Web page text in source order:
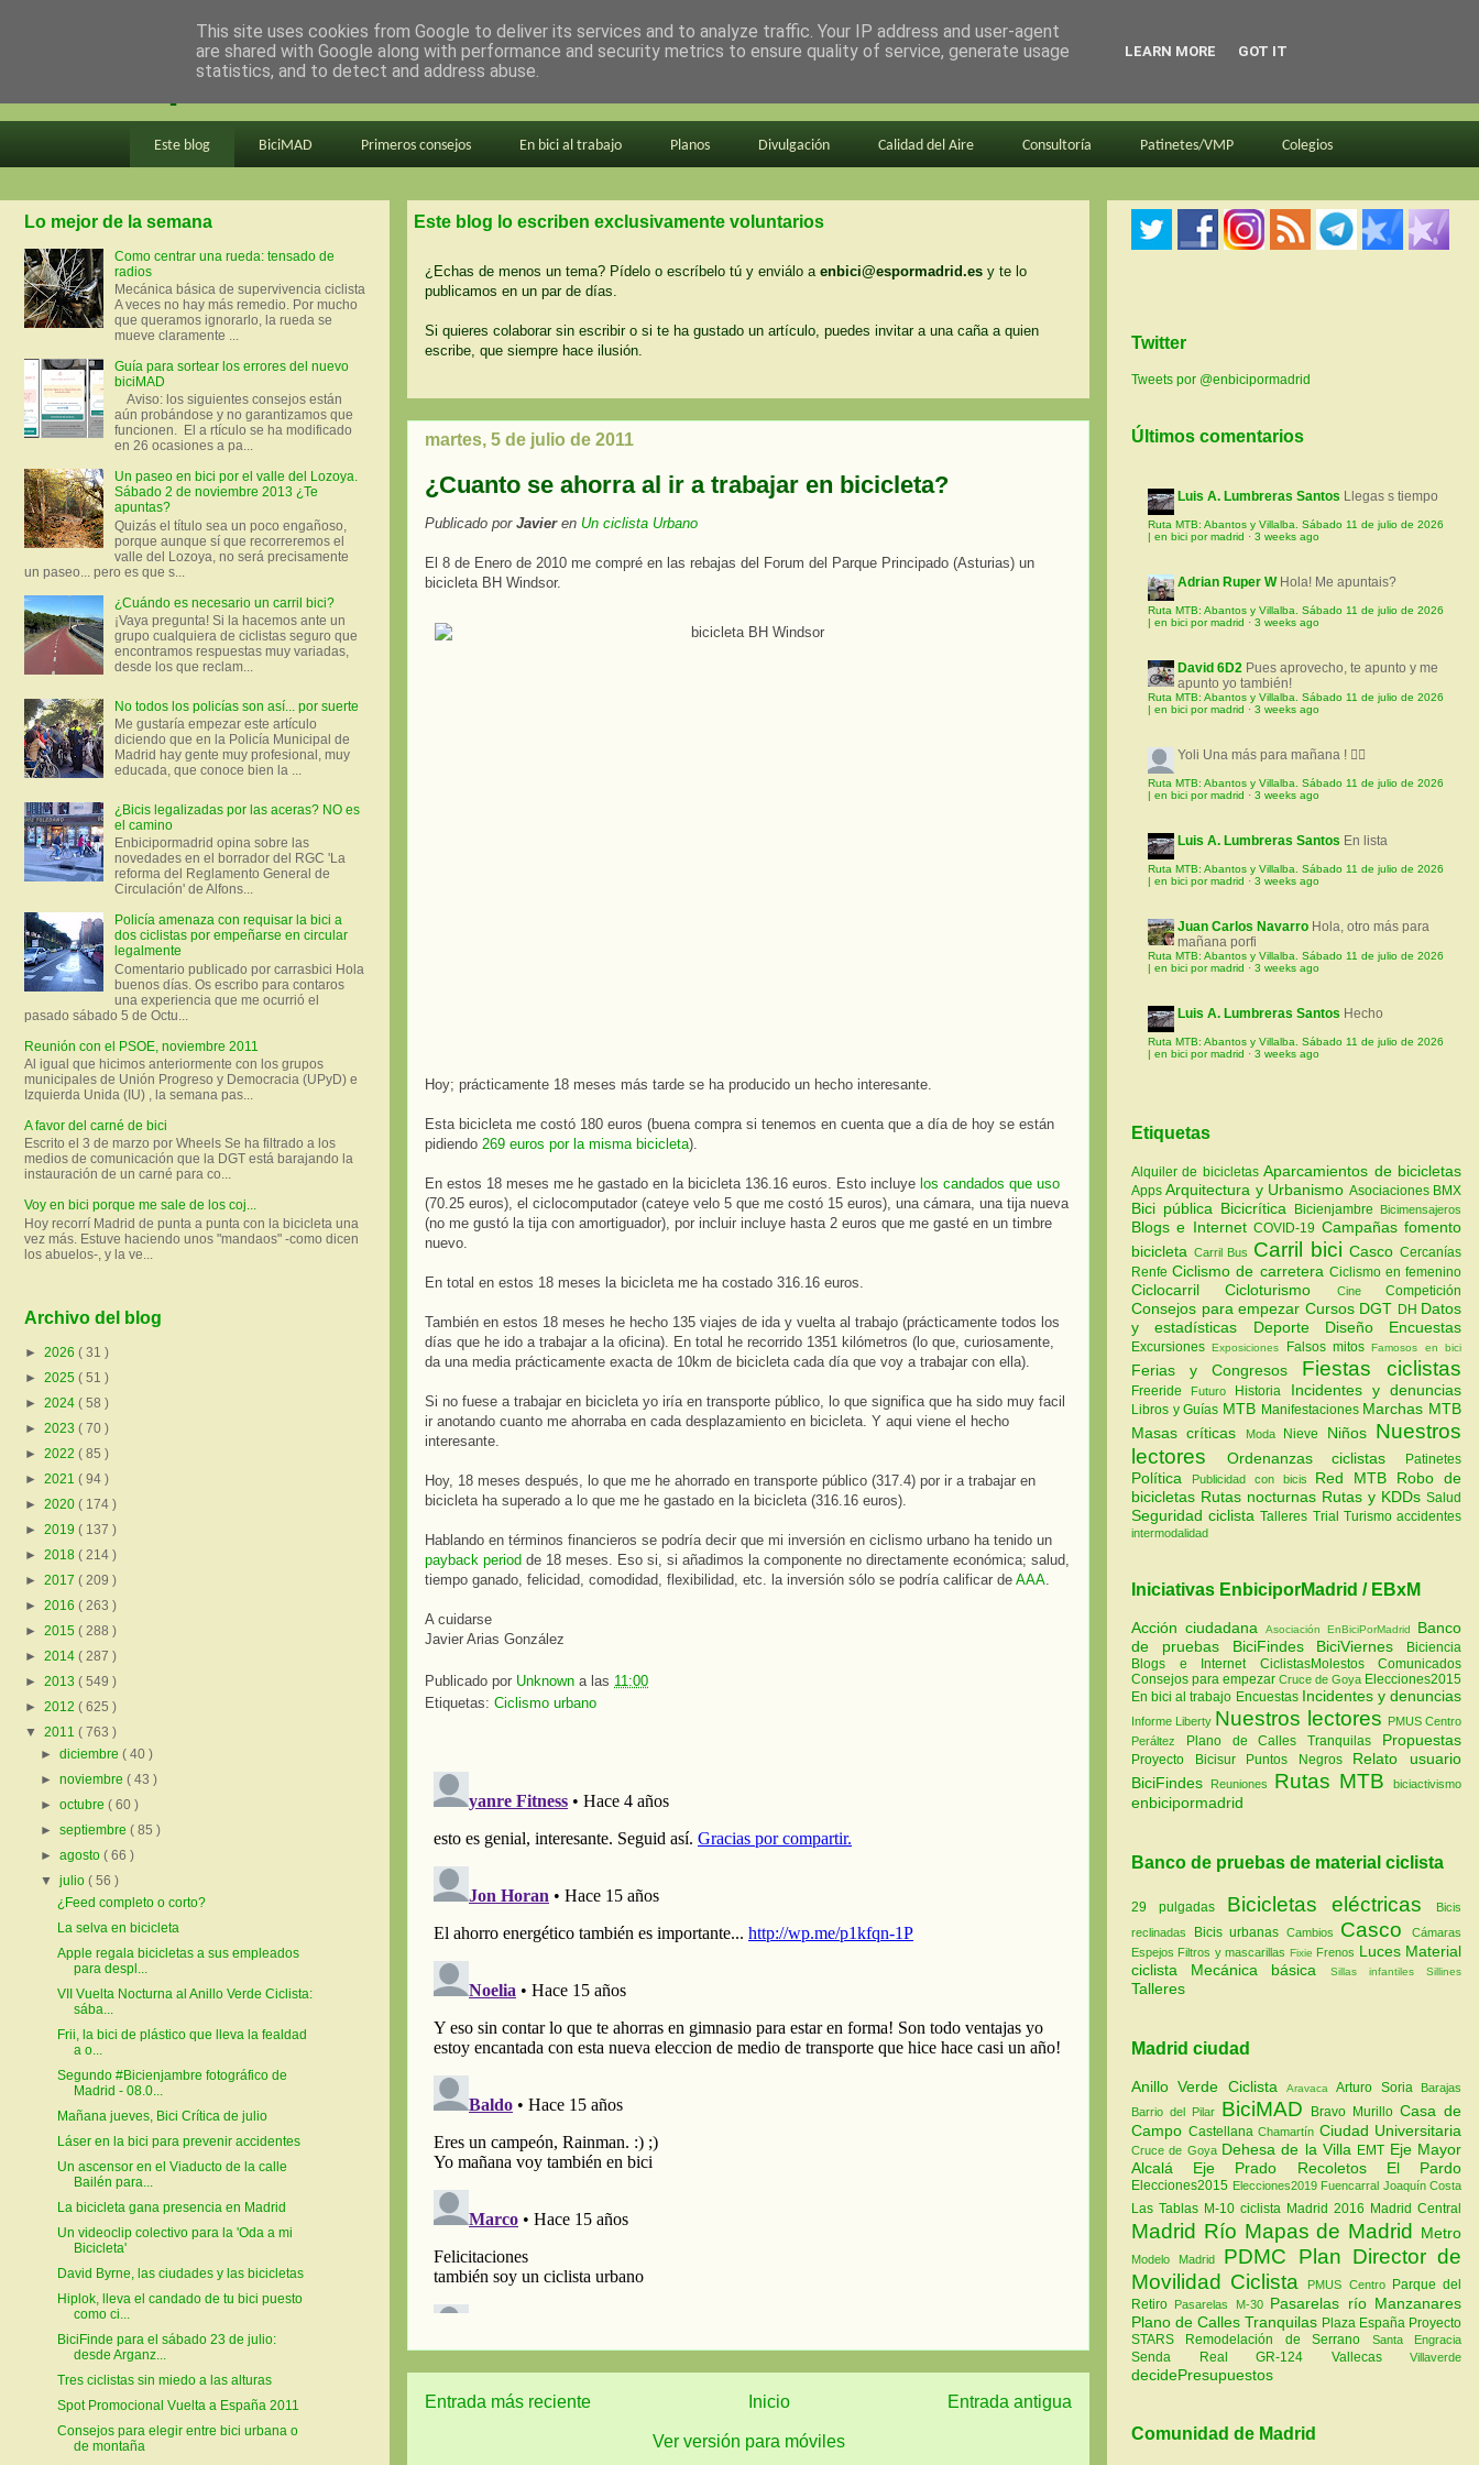
en bici por madrid
Este blog BiciMAD Primeros consejos En bici al trabajo Planos Divulgación Calidad del Aire Consultoría Patinetes/VMP Colegios
Este blog lo escriben exclusivamente voluntarios
¿Echas de menos un tema? Pídelo o escríbelo tú y enviálo a enbici@espormadrid.es y te lo
publicamos en un par de días.
Si quieres colaborar sin escribir o si te ha gustado un artículo, puedes invitar a una caña a quien
escribe, que siempre hace ilusión.
martes, 5 de julio de 2011
¿Cuanto se ahorra al ir a trabajar en bicicleta?
Publicado por Javier en Un ciclista Urbano
El 8 de Enero de 2010 me compré en las rebajas del Forum del Parque Principado (Asturias) un
bicicleta BH Windsor.
Hoy; prácticamente 18 meses más tarde se ha producido un hecho interesante.
Esta bicicleta me costó 180 euros (buena compra si tenemos en cuenta que a día de hoy se están
pidiendo 269 euros por la misma bicicleta).
En estos 18 meses me he gastado en la bicicleta 136.16 euros. Esto incluye los candados que uso
(70.25 euros), el ciclocomputador (cateye velo 5 que me costó 15 euros), una cámara, una tija nueva
(no me gustó la tija con amortiguador), por incluir incluye hasta 2 euros que me gasté en un timbre
nuevo.
En total en estos 18 meses la bicicleta me ha costado 316.16 euros.
También en estos 18 meses he hecho 135 viajes de ida y vuelta al trabajo (prácticamente todos los
días que he ido a trabajar a la oficina). En total he recorrido 1351 kilómetros (lo que, curiosamente,
da una media prácticamente exacta de 10km de bicicleta cada día que voy a trabajar con ella).
Si no fuese a trabajar en bicicleta yo iría en transporte público, lo que significa que ha sido muy facil
ir anotando cuanto me ahorraba en cada desplazamiento en bicicleta. Y aqui viene el hecho
interesante.
Hoy, 18 meses después, lo que me he ahorrado en transporte público (317.4) por ir a trabajar en
bicicleta ha superado a lo que me he gastado en la bicicleta (316.16 euros).
Hablando en términos financieros se podría decir que mi inversión en ciclismo urbano ha tenido un
payback period de 18 meses. Eso si, si añadimos la componente no directamente económica; salud,
tiempo ganado, felicidad, comodidad, flexibilidad, etc. la inversión sólo se podría calificar de AAA
A cuidarse
Javier Arias González
Publicado por Unknown a las 11:00
Etiquetas: Ciclismo urbano
Entrada más reciente Entrada antigua
Inicio
Ver versión para móviles
Lo mejor de la semana
Como centrar una rueda: tensado de
radios
Mecánica básica de supervivencia ciclista
A veces no hay más remedio. Por mucho
que queramos ignorarlo, la rueda se
mueve claramente ...
Guía para sortear los errores del nuevo
biciMAD
Aviso: los siguientes consejos están
aún probándose y no garantizamos que
funcionen. El a rtículo se ha modificado
en 26 ocasiones a pa...
Un paseo en bici por el valle del Lozoya.
Sábado 2 de noviembre 2013 ¿Te
apuntas?
Quizás el título sea un poco engañoso,
porque aunque sí que recorreremos el
valle del Lozoya, no será precisamente
un paseo... pero es que s...
¿Cuándo es necesario un carril bici?
¡Vaya pregunta! Si la hacemos ante un
grupo cualquiera de ciclistas seguro que
encontramos respuestas muy variadas,
desde los que reclam...
No todos los policías son así... por suerte
Me gustaría empezar este artículo
diciendo que en la Policía Municipal de
Madrid hay gente muy profesional, muy
educada, que conoce bien la ...
¿Bicis legalizadas por las aceras? NO es
el camino
Enbicipormadrid opina sobre las
novedades en el borrador del RGC 'La
reforma del Reglamento General de
Circulación' de Alfons...
Policía amenaza con requisar la bici a
dos ciclistas por empeñarse en circular
legalmente
Comentario publicado por carrasbici Hola
buenos días. Os escribo para contaros
una experiencia que me ocurrió el
pasado sábado 5 de Octu...
Reunión con el PSOE, noviembre 2011
Al igual que hicimos anteriormente con los grupos
municipales de Unión Progreso y Democracia (UPyD) e
Izquierda Unida (IU) , la semana pas...
A favor del carné de bici
Escrito el 3 de marzo por Wheels Se ha filtrado a los
medios de comunicación que la DGT está barajando la
instauración de un carné para co...
Voy en bici porque me sale de los coj...
Hoy recorrí Madrid de punta a punta con la bicicleta una
vez más. Estuve haciendo unos "mandaos" -como dicen
los abuelos-, y la ve...
Archivo del blog
► 2026 ( 31 )
► 2025 ( 51 )
► 2024 ( 58 )
► 2023 ( 70 )
► 2022 ( 85 )
► 2021 ( 94 )
► 2020 ( 174 )
► 2019 ( 137 )
► 2018 ( 214 )
► 2017 ( 209 )
► 2016 ( 263 )
► 2015 ( 288 )
► 2014 ( 287 )
► 2013 ( 549 )
► 2012 ( 625 )
▼ 2011 ( 763 )
►diciembre( 40 )
►noviembre( 43 )
►octubre( 60 )
►septiembre( 85 )
►agosto( 66 )
▼julio( 56 )
¿Feed completo o corto?
La selva en bicicleta
Apple regala bicicletas a sus empleados
para despl...
VII Vuelta Nocturna al Anillo Verde Ciclista:
sába...
Frii, la bici de plástico que lleva la fealdad
a o...
Segundo #Bicienjambre fotográfico de
Madrid - 08.0...
Mañana jueves, Bici Crítica de julio
Láser en la bici para prevenir accidentes
Un ascensor en el Viaducto de la calle
Bailén para...
La bicicleta gana presencia en Madrid
Un videoclip colectivo para la 'Oda a mi
Bicicleta'
David Byrne, las ciudades y las bicicletas
Hiplok, lleva el candado de tu bici puesto
como ci...
BiciFinde para el sábado 23 de julio:
desde Arganz...
Tres ciclistas sin miedo a las alturas
Spot Promocional Vuelta a España 2011
Consejos para elegir entre bici urbana o
de montaña
Twitter
Tweets por @enbicipormadrid
Últimos comentarios
Luis A. Lumbreras Santos Llegas s tiempo
Ruta MTB: Abantos y Villalba. Sábado 11 de julio de 2026
| en bici por madrid · 3 weeks ago
Adrian Ruper W Hola! Me apuntais?
Ruta MTB: Abantos y Villalba. Sábado 11 de julio de 2026
| en bici por madrid · 3 weeks ago
David 6D2 Pues aprovecho, te apunto y me
apunto yo también!
Ruta MTB: Abantos y Villalba. Sábado 11 de julio de 2026
| en bici por madrid · 3 weeks ago
Yoli Una más para mañana ! 🚵‍♀️
Ruta MTB: Abantos y Villalba. Sábado 11 de julio de 2026
| en bici por madrid · 3 weeks ago
Luis A. Lumbreras Santos En lista
Ruta MTB: Abantos y Villalba. Sábado 11 de julio de 2026
| en bici por madrid · 3 weeks ago
Juan Carlos Navarro Hola, otro más para
mañana porfi
Ruta MTB: Abantos y Villalba. Sábado 11 de julio de 2026
| en bici por madrid · 3 weeks ago
Luis A. Lumbreras Santos Hecho
Ruta MTB: Abantos y Villalba. Sábado 11 de julio de 2026
| en bici por madrid · 3 weeks ago
Etiquetas
Alquiler de bicicletasAparcamientos de bicicletas
AppsArquitectura y Urbanismo Asociaciones BMX
Bici pública Bicicrítica Bicienjambre Bicimensajeros
Blogs e InternetCOVID-19 Campañas fomento
bicicleta Carril Bus Carril biciCascoCercanías
RenfeCiclismo de carretera Ciclismo en femenino
CiclocarrilCicloturismo CineCompetición
Consejos para empezar Cursos DGT DH Datos
y estadísticas Deporte Diseño Encuestas
ExcursionesExposiciones Falsos mitosFamosos en bici
Ferias y Congresos Fiestas ciclistas
Freeride Futuro Historia Incidentes y denuncias
Libros y Guías MTB Manifestaciones Marchas MTB
Masas críticas
Moda Nieve Niños Nuestros
lectores
Ordenanzas ciclistas Patinetes
Política Publicidad con bicis Red MTB Robo de
bicicletas Rutas nocturnas Rutas y KDDs Salud
Seguridad ciclistaTalleres Trial Turismoaccidentes
intermodalidad
Iniciativas EnbiciporMadrid / EBxM
Acción ciudadana Asociación EnBiciPorMadrid
Banco
de pruebas
BiciFindes BiciViernes
Biciencia
Blogs e Internet
CiclistasMolestos
Comunicados
Consejos para empezar Cruce de Goya Elecciones2015
En bici al trabajo Encuestas Incidentes y denuncias
Informe Liberty Nuestros lectores
PMUS Centro
Peráltez
Plano de Calles Tranquilas Propuestas
Proyecto Bicisur Puntos Negros
Relato usuario
BiciFindes
Reuniones Rutas MTB biciactivismo
enbicipormadrid
Banco de pruebas de material ciclista
29 pulgadas Bicicletas eléctricas
Bicis
reclinadas
Bicis urbanas Cambios Casco
Cámaras
Espejos Filtros y mascarillas Fixie Frenos Luces Material
ciclista
Mecánica básica Sillas infantiles Sillines
Talleres
Madrid ciudad
Anillo Verde Ciclista AravacaArturo Soria
Barajas
Barrio del Pilar BiciMAD Bravo MurilloCasa de
Campo Castellana Chamartín Ciudad Universitaria
Cruce de Goya Dehesa de la Villa EMT Eje Mayor
Alcalá Eje Prado Recoletos El Pardo
Elecciones2015 Elecciones2019 Fuencarral Joaquín Costa
Las Tablas M-10 ciclista Madrid 2016 Madrid Central
Madrid Río Mapas de Madrid Metro
Modelo Madrid PDMC Plan Director de
Movilidad Ciclista
PMUS Centro Parque del
Retiro Pasarelas M-30 Pasarelas río Manzanares
Plano de Calles Tranquilas Plaza España Proyecto
STARS Remodelación de Serrano Santa Engracia
Senda Real GR-124 Vallecas Villaverde
decidePresupuestos
Comunidad de Madrid
This site uses cookies from Google to deliver its services and to analyze traffic. Your IP address and user-agent
are shared with Google along with performance and security metrics to ensure quality of service, generate usage
statistics, and to detect and address abuse.
LEARN MORE GOT IT